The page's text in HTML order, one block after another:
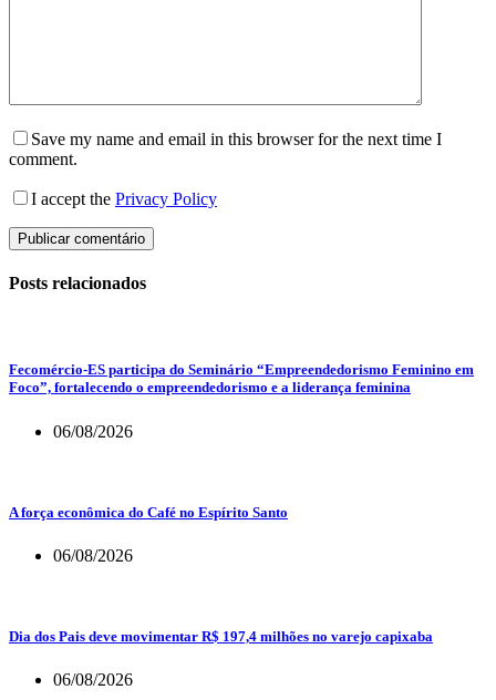
Save my name and email in this browser for the next time I
comment.
I accept the Privacy Policy
Publicar comentário
Posts relacionados
Fecomércio-ES participa do Seminário “Empreendedorismo Feminino em
Foco”, fortalecendo o empreendedorismo e a liderança feminina
06/08/2026
A força econômica do Café no Espírito Santo
06/08/2026
Dia dos Pais deve movimentar R$ 197,4 milhões no varejo capixaba
06/08/2026